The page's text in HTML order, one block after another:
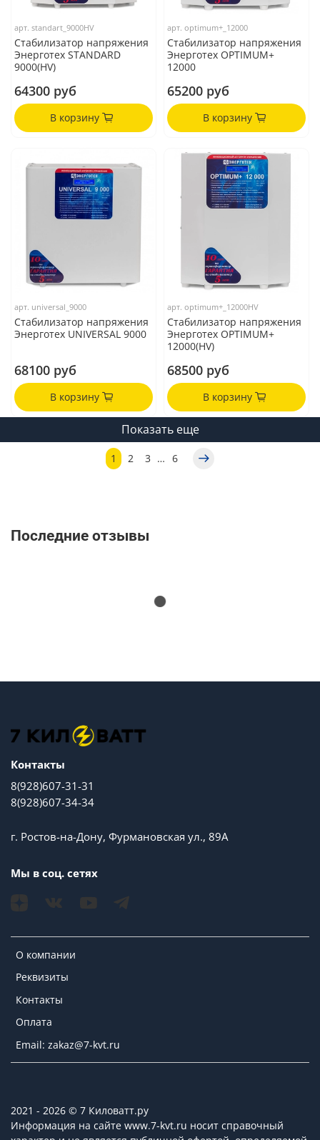
арт.standart_9000HV
Стабилизатор напряжения
Энерготех STANDARD
9000(HV)
64300 руб
В корзину
арт.optimum+_12000
Стабилизатор напряжения
Энерготех OPTIMUM+
12000
65200 руб
В корзину
арт. universal_9000
Стабилизатор напряжения
Энерготех UNIVERSAL 9000
68100 руб
В корзину
арт.optimum+_12000HV
Стабилизатор напряжения
Энерготех OPTIMUM+
12000(HV)
68500 руб
В корзину
Показать еще
1 2 3 … 6
Последние отзывы
О компании
Реквизиты
Контакты
Оплата
Email: zakaz@7-kvt.ru
Контакты
8(928)607-31-31
8(928)607-34-34
г. Ростов-на-Дону, Фурмановская ул., 89А
Мы в соц. сетях
2021 - 2026 © 7 Киловатт.ру
Информация на сайте www.7-kvt.ru носит справочный